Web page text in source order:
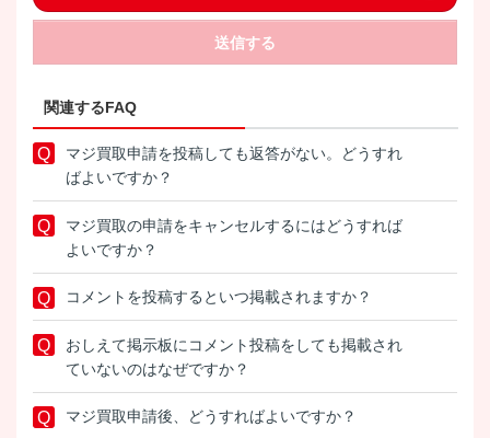
送信する
関連するFAQ
マジ買取申請を投稿しても返答がない。どうすれ
ばよいですか？
マジ買取の申請をキャンセルするにはどうすれば
よいですか？
コメントを投稿するといつ掲載されますか？
おしえて掲示板にコメント投稿をしても掲載され
ていないのはなぜですか？
マジ買取申請後、どうすればよいですか？